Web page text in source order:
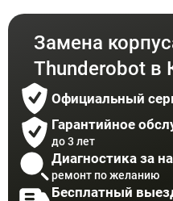
Замена
Thunderobot в
Официальный
Гарантийное
до 3 лет
Диагностика за
ремонт по желанию
Бесплатный